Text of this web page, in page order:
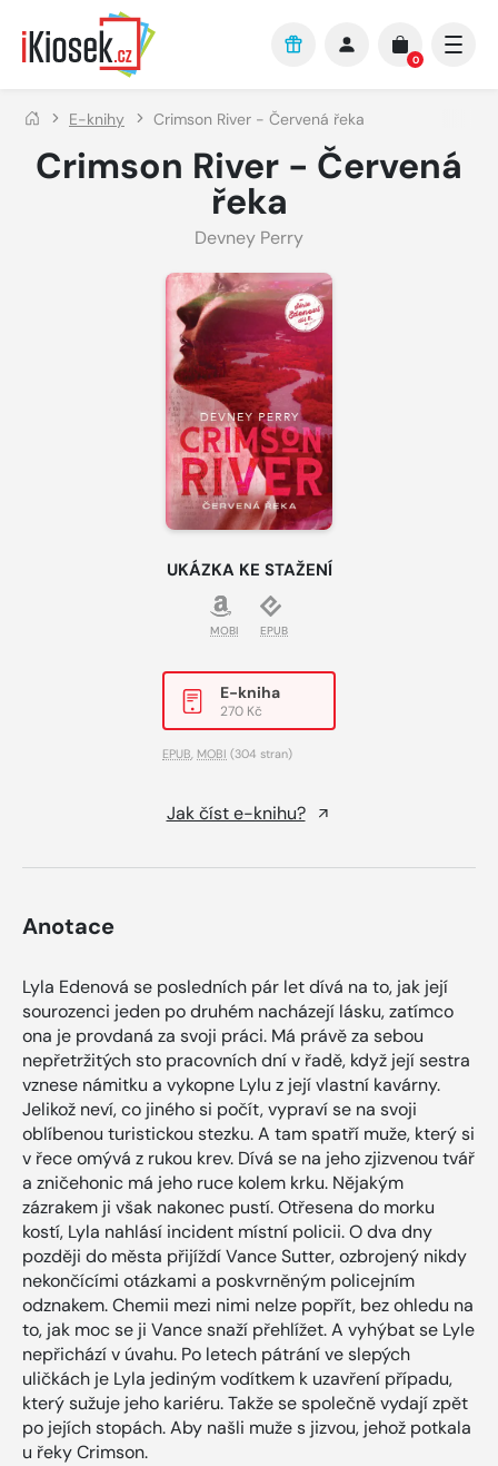
Přejít na hlavní obsah
0
E-knihy Crimson River - Červená řeka
Crimson River - Červená
řeka
Devney Perry
UKÁZKA KE STAŽENÍ
MOBI EPUB
E-kniha
270 Kč
EPUB, MOBI (304 stran)
Jak číst e-knihu?
Anotace
Lyla Edenová se posledních pár let dívá na to, jak její
sourozenci jeden po druhém nacházejí lásku, zatímco
ona je provdaná za svoji práci. Má právě za sebou
nepřetržitých sto pracovních dní v řadě, když její sestra
vznese námitku a vykopne Lylu z její vlastní kavárny.
Jelikož neví, co jiného si počít, vypraví se na svoji
oblíbenou turistickou stezku. A tam spatří muže, který si
v řece omývá z rukou krev. Dívá se na jeho zjizvenou tvář
a zničehonic má jeho ruce kolem krku. Nějakým
zázrakem ji však nakonec pustí. Otřesena do morku
kostí, Lyla nahlásí incident místní policii. O dva dny
později do města přijíždí Vance Sutter, ozbrojený nikdy
nekončícími otázkami a poskvrněným policejním
odznakem. Chemii mezi nimi nelze popřít, bez ohledu na
to, jak moc se ji Vance snaží přehlížet. A vyhýbat se Lyle
nepřichází v úvahu. Po letech pátrání ve slepých
uličkách je Lyla jediným vodítkem k uzavření případu,
který sužuje jeho kariéru. Takže se společně vydají zpět
po jejích stopách. Aby našli muže s jizvou, jehož potkala
u řeky Crimson.